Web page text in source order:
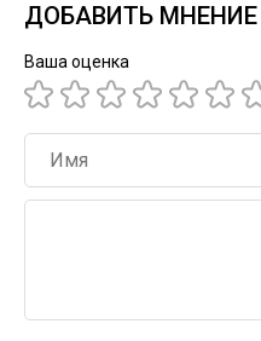
ДОБАВИТЬ МНЕНИЕ
Ваша оценка